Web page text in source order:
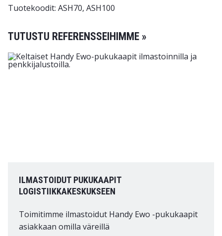
Tuotekoodit: ASH70, ASH100
TUTUSTU REFERENSSEIHIMME »
ILMASTOIDUT PUKUKAAPIT
LOGISTIIKKAKESKUKSEEN
Toimitimme ilmastoidut Handy Ewo -pukukaapit
asiakkaan omilla väreillä